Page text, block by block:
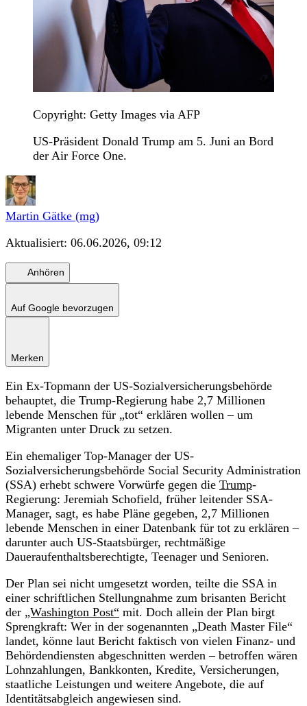
Copyright: Getty Images via AFP
US-Präsident Donald Trump am 5. Juni an Bord
der Air Force One.
Martin Gätke (mg)
Aktualisiert: 06.06.2026, 09:12
Anhören
Auf Google bevorzugen
Merken
Ein Ex-Topmann der US-Sozialversicherungsbehörde
behauptet, die Trump-Regierung habe 2,7 Millionen
lebende Menschen für „tot“ erklären wollen – um
Migranten unter Druck zu setzen.
Ein ehemaliger Top-Manager der US-
Sozialversicherungsbehörde Social Security Administration
(SSA) erhebt schwere Vorwürfe gegen die Trump-
Regierung: Jeremiah Schofield, früher leitender SSA-
Manager, sagt, es habe Pläne gegeben, 2,7 Millionen
lebende Menschen in einer Datenbank für tot zu erklären –
darunter auch US-Staatsbürger, rechtmäßige
Daueraufenthaltsberechtigte, Teenager und Senioren.
Der Plan sei nicht umgesetzt worden, teilte die SSA in
einer schriftlichen Stellungnahme zum brisanten Bericht
der „Washington Post“ mit. Doch allein der Plan birgt
Sprengkraft: Wer in der sogenannten „Death Master File“
landet, könne laut Bericht faktisch von vielen Finanz- und
Behördendiensten abgeschnitten werden – betroffen wären
Lohnzahlungen, Bankkonten, Kredite, Versicherungen,
staatliche Leistungen und weitere Angebote, die auf
Identitätsabgleich angewiesen sind.